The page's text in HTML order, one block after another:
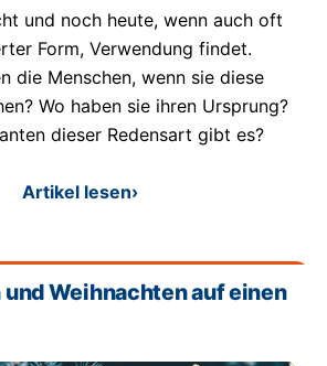
und noch heute, wenn auch oft
Form, Verwendung findet.
die Menschen, wenn sie diese
Wo haben sie ihren Ursprung?
dieser Redensart gibt es?
Artikel lesen›
Weihnachten auf einen